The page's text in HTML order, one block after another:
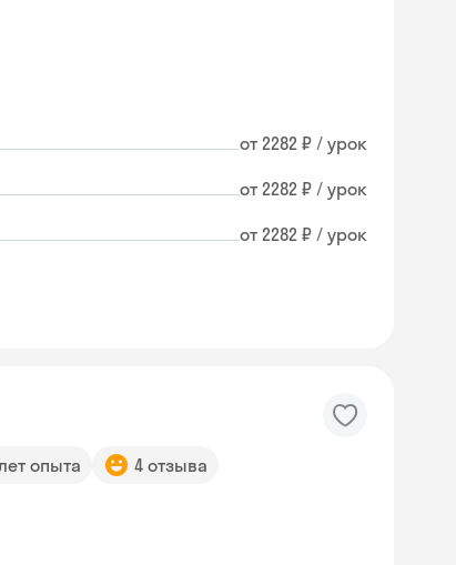
от 2282 ₽ / урок
от 2282 ₽ / урок
от 2282 ₽ / урок
опыта 4 отзыва